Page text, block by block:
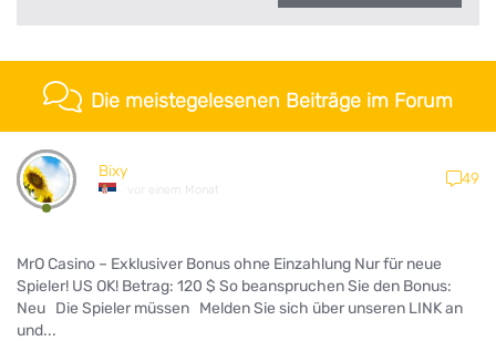
Die meistegelesenen Beiträge im Forum
Bixy
vor einem Monat
49
MrO Casino – Exklusiver Bonus ohne Einzahlung Nur für neue
Spieler! US OK! Betrag: 120 $ So beanspruchen Sie den Bonus:
Neu Die Spieler müssen Melden Sie sich über unseren LINK an
und...